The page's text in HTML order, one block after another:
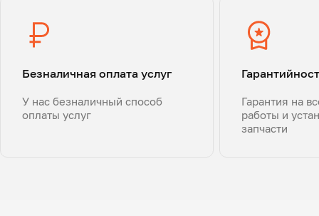
Безналичная оплата услуг
У нас безналичный способ
оплаты услуг
Гарантия на
работы и
запчасти